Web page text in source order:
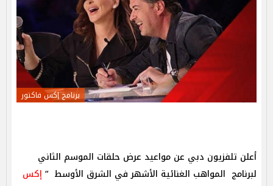
برنامج إكس فاكتور
أعلن تلفزيون دبي عن مواعيد عرض حلقات الموسم الثاني
لبرنامج المواهب الغنائية الأشهر في الشرق الأوسط “إكس